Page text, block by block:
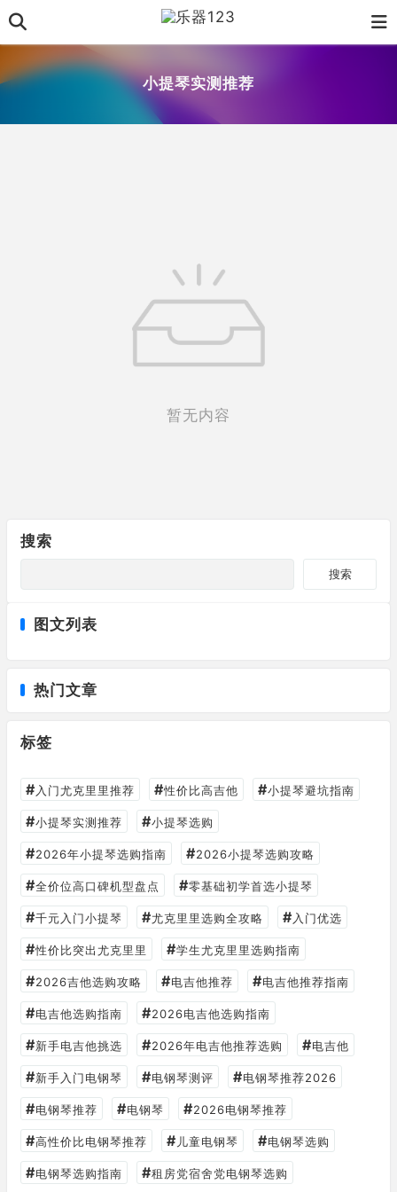
小提琴实测推荐
暂无内容
搜索
搜索
图文列表
热门文章
标签
# 入门尤克里里推荐 #性价比高吉他 #小提琴避坑指南
#小提琴实测推荐 #小提琴选购
#2026年小提琴选购指南 #2026小提琴选购攻略
#全价位高口碑机型盘点 #零基础初学首选小提琴
#千元入门小提琴 #尤克里里选购全攻略 # 入门优选
#性价比突出尤克里里 #学生尤克里里选购指南
#2026吉他选购攻略 #电吉他推荐 #电吉他推荐指南
#电吉他选购指南 #2026电吉他选购指南
#新手电吉他挑选 #2026年电吉他推荐选购 #电吉他
#新手入门电钢琴 #电钢琴测评 #电钢琴推荐2026
#电钢琴推荐 #电钢琴 #2026电钢琴推荐
#高性价比电钢琴推荐 # 儿童电钢琴 #电钢琴选购
#电钢琴选购指南 #租房党宿舍党电钢琴选购